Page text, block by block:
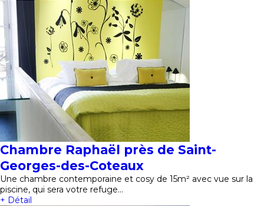
Chambre Raphaël près de Saint-
Georges-des-Coteaux
Une chambre contemporaine et cosy de 15m² avec vue sur la
piscine, qui sera votre refuge…
+ Détail